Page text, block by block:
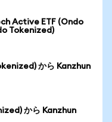
Active ETF (Ondo
Tokenized)
から Kanzhun
から Kanzhun